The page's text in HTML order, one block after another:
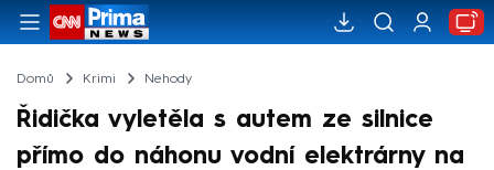
Domů Krimi Nehody
Řidička vyletěla s autem ze silnice
přímo do náhonu vodní elektrárny na